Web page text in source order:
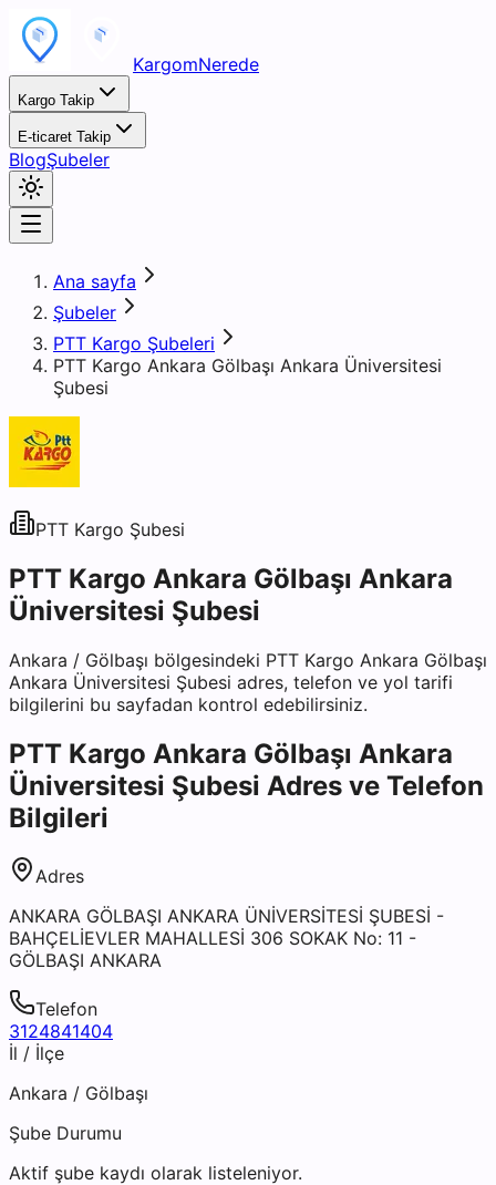
KargomNerede
Kargo Takip
E-ticaret Takip
BlogŞubeler
Ana sayfa
Şubeler
PTT Kargo Şubeleri
PTT Kargo Ankara Gölbaşı Ankara Üniversitesi
Şubesi
PTT Kargo Şubesi
PTT Kargo Ankara Gölbaşı Ankara
Üniversitesi Şubesi
Ankara / Gölbaşı bölgesindeki PTT Kargo Ankara Gölbaşı
Ankara Üniversitesi Şubesi adres, telefon ve yol tarifi
bilgilerini bu sayfadan kontrol edebilirsiniz.
PTT Kargo Ankara Gölbaşı Ankara
Üniversitesi Şubesi Adres ve Telefon
Bilgileri
Adres
ANKARA GÖLBAŞI ANKARA ÜNİVERSİTESİ ŞUBESİ -
BAHÇELİEVLER MAHALLESİ 306 SOKAK No: 11 -
GÖLBAŞI ANKARA
Telefon
3124841404
İl / İlçe
Ankara / Gölbaşı
Şube Durumu
Aktif şube kaydı olarak listeleniyor.